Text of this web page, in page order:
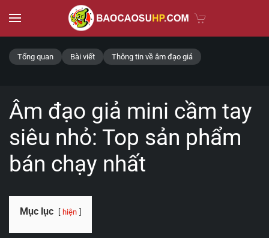
Skip to main content
Tổng quan Bài viết Thông tin về âm đạo giả
Âm đạo giả mini cầm tay
siêu nhỏ: Top sản phẩm
bán chạy nhất
Mục lục hiện